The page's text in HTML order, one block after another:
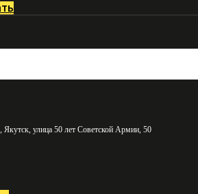
Якутск, улица 50 лет Советской Армии, 50